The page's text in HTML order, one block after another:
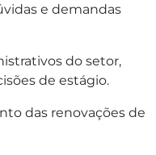
e demandas
do setor,
de estágio.
das renovações de